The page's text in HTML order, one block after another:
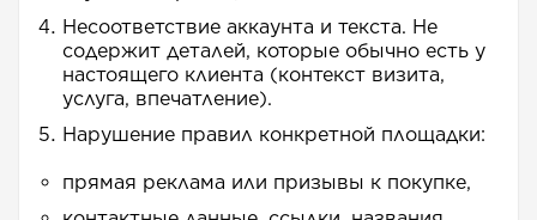
Несоответствие аккаунта и текста. Не
содержит деталей, которые обычно есть у
настоящего клиента (контекст визита,
услуга, впечатление).
Нарушение правил конкретной площадки:
прямая реклама или призывы к покупке,